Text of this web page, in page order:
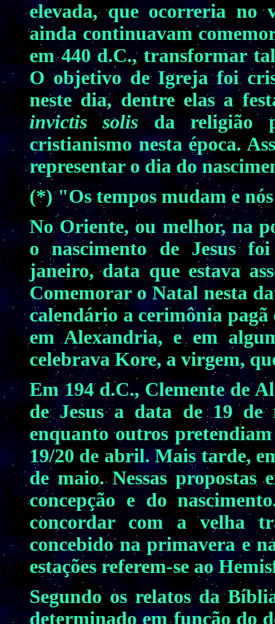
elevada, que ocorreria no
ainda continuavam
em 440 d.C., transformar
O objetivo de Igreja foi
neste dia, dentre elas a
invictis solisda religião
cristianismo nesta época.
representar o dia do
(*) "Os tempos mudam e
No Oriente, ou melhor, na
o nascimento de Jesus
janeiro, data que estava
Comemorar o Natal nesta
calendário a cerimônia
em Alexandria, e em
celebrava Kore, a virgem,
Em 194 d.C., Clemente de
de Jesus a data de 19
enquanto outros
19/20 de abril. Mais tarde,
de maio. Nessas propostas
concepção e do
concordar com a velha
concebido na primavera e
estações referem-se ao
Segundo os relatos da
determinado em função do